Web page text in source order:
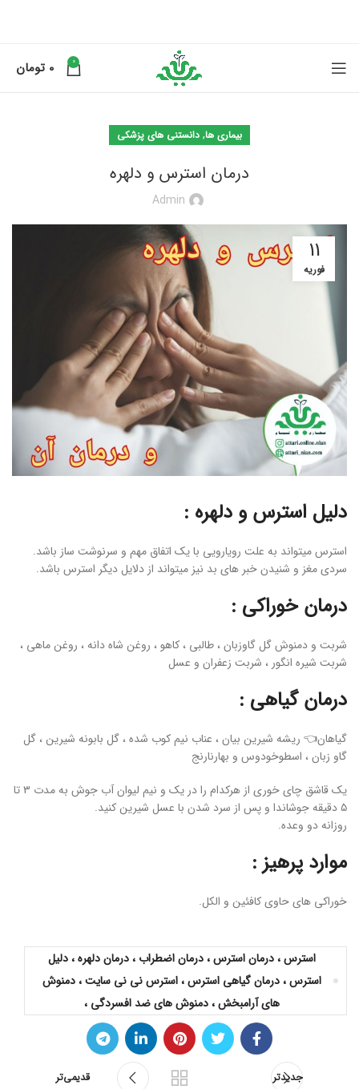
0
0 تومان
بیماری ها, دانستنی های پزشکی
درمان استرس و دلهره
Admin
11
فوریه
دلیل استرس و دلهره :
استرس میتواند به علت رویارویی با یک اتفاق مهم و سرنوشت ساز باشد‌.
سردی مغز و شنیدن خبر های بد نیز میتواند از دلایل دیگر استرس باشد‌.
درمان خوراکی :
شربت و دمنوش گل گاوزبان ، طالبی ، کاهو ، روغن شاه دانه ، روغن ماهی ،
شربت شیره انگور ، شربت زعفران و عسل
درمان گیاهی :
گیاهان👈 ریشه شیرین بیان ، عناب نیم کوب شده ، گل بابونه شیرین ، گل
گاو زبان ، اسطوخودوس و بهارنارنج
یک قاشق چای خوری از هرکدام را در یک و نیم لیوان آب جوش به مدت ۳ تا
۵ دقیقه جوشاندا و پس از سرد شدن با عسل شیرین کنید.
روزانه دو وعده.
موارد پرهیز :
خوراکی های حاوی کافئین و الکل.
استرس ، درمان استرس ، درمان اضطراب ، درمان دلهره ، دلیل
استرس ، درمان گیاهی استرس ، استرس نی نی سایت ، دمنوش
های آرامبخش ، دمنوش های ضد افسردگی ،
جدیدتر قدیمی‌تر